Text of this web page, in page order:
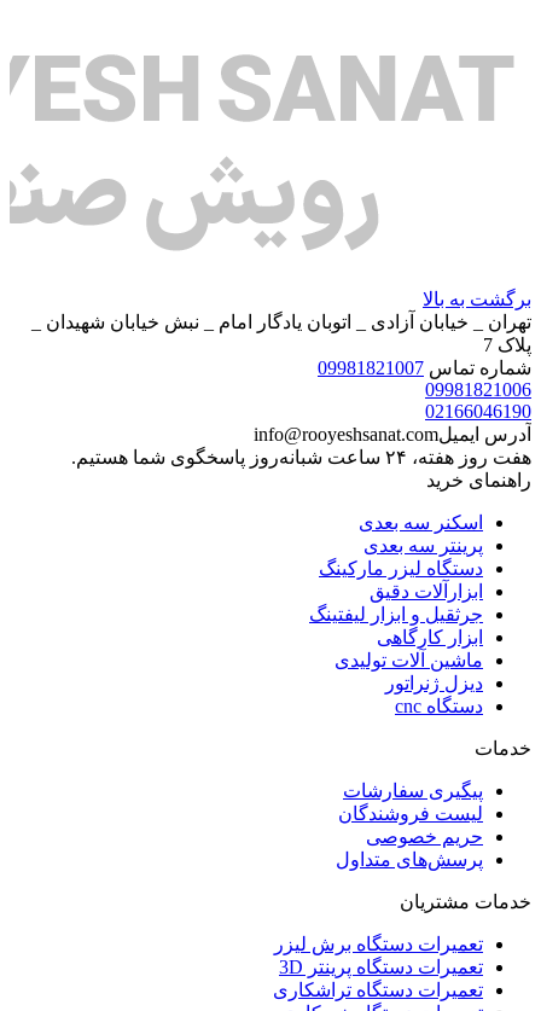
برگشت به بالا
تهران _ خیابان آزادی _ اتوبان یادگار امام _ نبش خیابان شهیدان _
پلاک 7
شماره تماس 09981821007
09981821006
02166046190
آدرس ایمیلinfo@rooyeshsanat.com
هفت روز هفته، ۲۴ ساعت شبانه‌روز پاسخگوی شما هستیم.
راهنمای خرید
اسکنر سه بعدی
پرینتر سه بعدی
دستگاه لیزر مارکینگ
ابزارآلات دقیق
جرثقیل و ابزار لیفتینگ
ابزار کارگاهی
ماشین آلات تولیدی
دیزل ژنراتور
دستگاه cnc
خدمات
پیگیری سفارشات
لیست فروشندگان
حریم خصوصی
پرسش‌های متداول
خدمات مشتریان
تعمیرات دستگاه برش لیزر
تعمیرات دستگاه پرینتر 3D
تعمیرات دستگاه تراشکاری